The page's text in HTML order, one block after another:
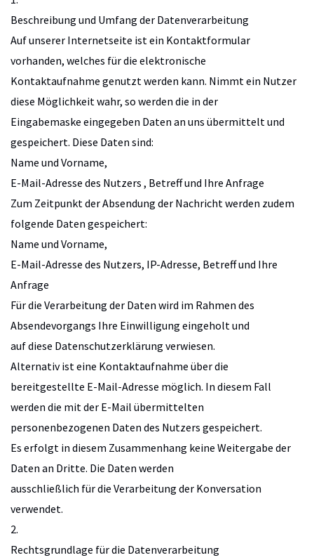
Beschreibung und Umfang der Datenverarbeitung
Auf unserer Internetseite ist ein Kontaktformular
vorhanden, welches für die elektronische
Kontaktaufnahme genutzt werden kann. Nimmt ein Nutzer
diese Möglichkeit wahr, so werden die in der
Eingabemaske eingegeben Daten an uns übermittelt und
gespeichert. Diese Daten sind:
Name und Vorname,
E-Mail-Adresse des Nutzers , Betreff und Ihre Anfrage
Zum Zeitpunkt der Absendung der Nachricht werden zudem
folgende Daten gespeichert:
Name und Vorname,
E-Mail-Adresse des Nutzers, IP-Adresse, Betreff und Ihre
Anfrage
Für die Verarbeitung der Daten wird im Rahmen des
Absendevorgangs Ihre Einwilligung eingeholt und
auf diese Datenschutzerklärung verwiesen.
Alternativ ist eine Kontaktaufnahme über die
bereitgestellte E-Mail-Adresse möglich. In diesem Fall
werden die mit der E-Mail übermittelten
personenbezogenen Daten des Nutzers gespeichert.
Es erfolgt in diesem Zusammenhang keine Weitergabe der
Daten an Dritte. Die Daten werden
ausschließlich für die Verarbeitung der Konversation
verwendet.
2.
Rechtsgrundlage für die Datenverarbeitung